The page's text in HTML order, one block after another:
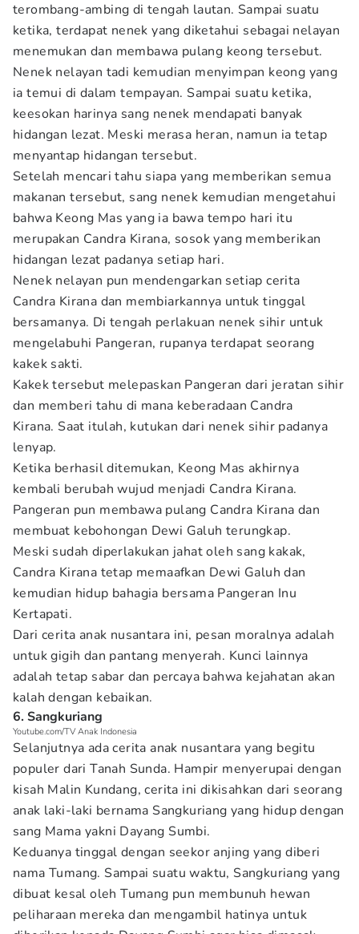
terombang-ambing di tengah lautan. Sampai suatu
ketika, terdapat nenek yang diketahui sebagai nelayan
menemukan dan membawa pulang keong tersebut.
Nenek nelayan tadi kemudian menyimpan keong yang
ia temui di dalam tempayan. Sampai suatu ketika,
keesokan harinya sang nenek mendapati banyak
hidangan lezat. Meski merasa heran, namun ia tetap
menyantap hidangan tersebut.
Setelah mencari tahu siapa yang memberikan semua
makanan tersebut, sang nenek kemudian mengetahui
bahwa Keong Mas yang ia bawa tempo hari itu
merupakan Candra Kirana, sosok yang memberikan
hidangan lezat padanya setiap hari.
Nenek nelayan pun mendengarkan setiap cerita
Candra Kirana dan membiarkannya untuk tinggal
bersamanya. Di tengah perlakuan nenek sihir untuk
mengelabuhi Pangeran, rupanya terdapat seorang
kakek sakti.
Kakek tersebut melepaskan Pangeran dari jeratan sihir
dan memberi tahu di mana keberadaan Candra
Kirana. Saat itulah, kutukan dari nenek sihir padanya
lenyap.
Ketika berhasil ditemukan, Keong Mas akhirnya
kembali berubah wujud menjadi Candra Kirana.
Pangeran pun membawa pulang Candra Kirana dan
membuat kebohongan Dewi Galuh terungkap.
Meski sudah diperlakukan jahat oleh sang kakak,
Candra Kirana tetap memaafkan Dewi Galuh dan
kemudian hidup bahagia bersama Pangeran Inu
Kertapati.
Dari cerita anak nusantara ini, pesan moralnya adalah
untuk gigih dan pantang menyerah. Kunci lainnya
adalah tetap sabar dan percaya bahwa kejahatan akan
kalah dengan kebaikan.
6. Sangkuriang
Youtube.com/TV Anak Indonesia
Selanjutnya ada cerita anak nusantara yang begitu
populer dari Tanah Sunda. Hampir menyerupai dengan
kisah Malin Kundang, cerita ini dikisahkan dari seorang
anak laki-laki bernama Sangkuriang yang hidup dengan
sang Mama yakni Dayang Sumbi.
Keduanya tinggal dengan seekor anjing yang diberi
nama Tumang. Sampai suatu waktu, Sangkuriang yang
dibuat kesal oleh Tumang pun membunuh hewan
peliharaan mereka dan mengambil hatinya untuk